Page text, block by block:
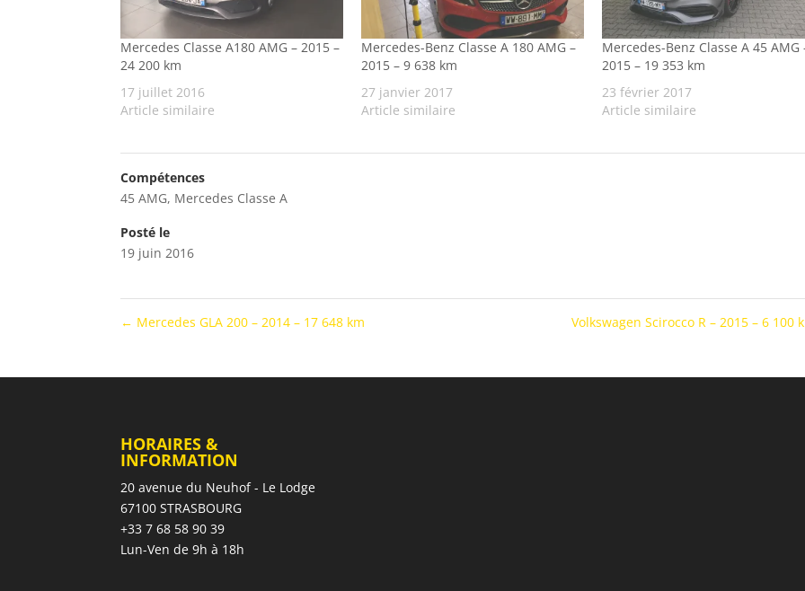
Mercedes Classe A180 AMG – 2015 –
24 200 km
17 juillet 2016
Article similaire
Mercedes-Benz Classe A 180 AMG –
2015 – 9 638 km
27 janvier 2017
Article similaire
Mercedes-Benz Classe A 45 AMG
2015 – 19 353 km
23 février 2017
Article similaire
Compétences
45 AMG, Mercedes Classe A
Posté le
19 juin 2016
← Mercedes GLA 200 – 2014 – 17 648 km Volkswagen Scirocco R – 2015 – 6 100
HORAIRES &
INFORMATION
20 avenue du Neuhof - Le Lodge
67100 STRASBOURG
+33 7 68 58 90 39
Lun-Ven de 9h à 18h